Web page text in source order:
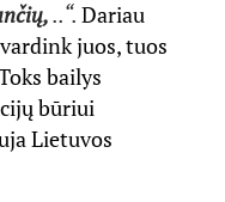
..“. Dariau
juos, tuos
bailys
būriui
Lietuvos